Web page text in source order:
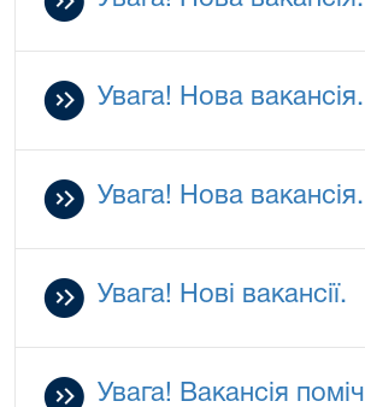
Увага! Нова вакансія.
Увага! Нова вакансія.
Увага! Нові вакансії.
Увага! Вакансія